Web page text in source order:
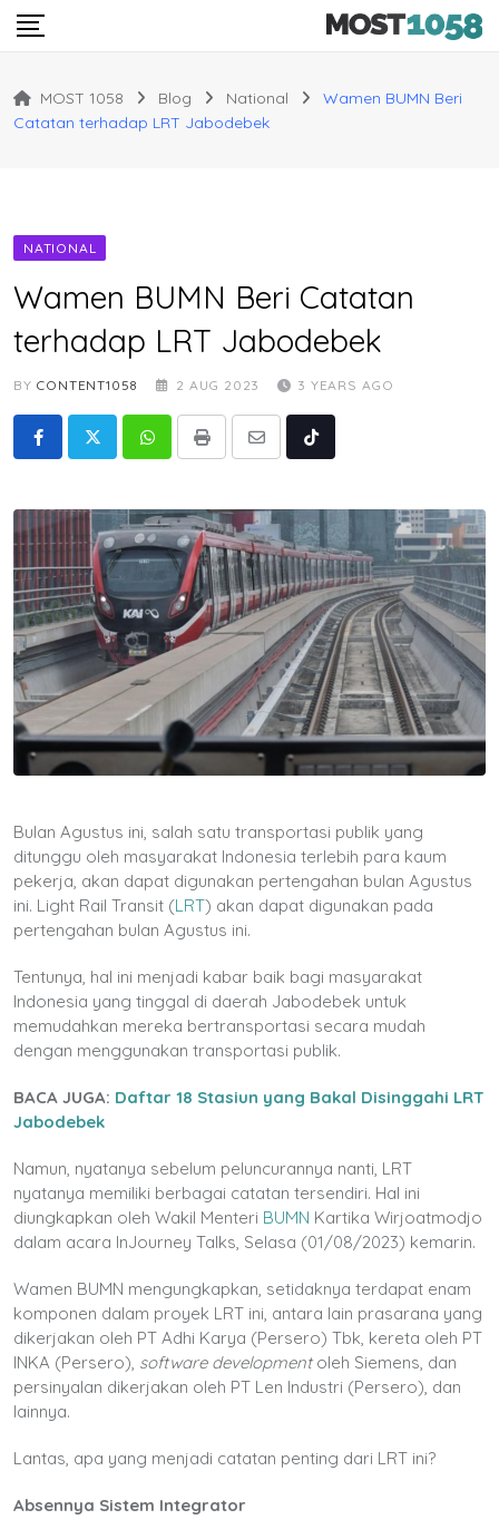
Skip
MOST 1058 Blog National
Wamen BUMN Beri
Catatan terhadap LRT Jabodebek
NATIONAL
Wamen BUMN Beri Catatan
terhadap LRT Jabodebek
BY CONTENT1058 2 AUG 2023 3 YEARS AGO
WhatsappPrint
Share
Tiktok
Bulan Agustus ini, salah satu transportasi publik yang
ditunggu oleh masyarakat Indonesia terlebih para kaum
pekerja, akan dapat digunakan pertengahan bulan Agustus
ini. Light Rail Transit (LRT) akan dapat digunakan pada
pertengahan bulan Agustus ini.
Tentunya, hal ini menjadi kabar baik bagi masyarakat
Indonesia yang tinggal di daerah Jabodebek untuk
memudahkan mereka bertransportasi secara mudah
dengan menggunakan transportasi publik.
BACA JUGA: Daftar 18 Stasiun yang Bakal Disinggahi LRT
Jabodebek
Namun, nyatanya sebelum peluncurannya nanti, LRT
nyatanya memiliki berbagai catatan tersendiri. Hal ini
diungkapkan oleh Wakil Menteri BUMN Kartika Wirjoatmodjo
dalam acara InJourney Talks, Selasa (01/08/2023) kemarin.
Wamen BUMN mengungkapkan, setidaknya terdapat enam
komponen dalam proyek LRT ini, antara lain prasarana yang
dikerjakan oleh PT Adhi Karya (Persero) Tbk, kereta oleh PT
INKA (Persero), software developmentoleh Siemens, dan
persinyalan dikerjakan oleh PT Len Industri (Persero), dan
lainnya.
Lantas, apa yang menjadi catatan penting dari LRT ini?
Absennya Sistem Integrator